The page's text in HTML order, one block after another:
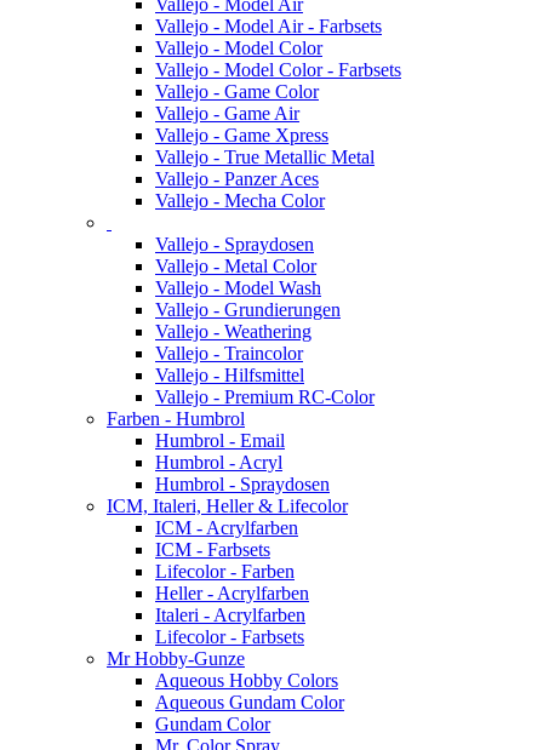
Vallejo - Model Air
Vallejo - Model Air - Farbsets
Vallejo - Model Color
Vallejo - Model Color - Farbsets
Vallejo - Game Color
Vallejo - Game Air
Vallejo - Game Xpress
Vallejo - True Metallic Metal
Vallejo - Panzer Aces
Vallejo - Mecha Color
Vallejo - Spraydosen
Vallejo - Metal Color
Vallejo - Model Wash
Vallejo - Grundierungen
Vallejo - Weathering
Vallejo - Traincolor
Vallejo - Hilfsmittel
Vallejo - Premium RC-Color
Farben - Humbrol
Humbrol - Email
Humbrol - Acryl
Humbrol - Spraydosen
ICM, Italeri, Heller & Lifecolor
ICM - Acrylfarben
ICM - Farbsets
Lifecolor - Farben
Heller - Acrylfarben
Italeri - Acrylfarben
Lifecolor - Farbsets
Mr Hobby-Gunze
Aqueous Hobby Colors
Aqueous Gundam Color
Gundam Color
Mr. Color Spray